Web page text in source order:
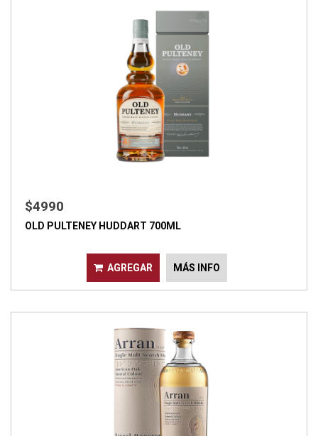
$4990
OLD PULTENEY HUDDART 700ML
AGREGAR MÁS INFO